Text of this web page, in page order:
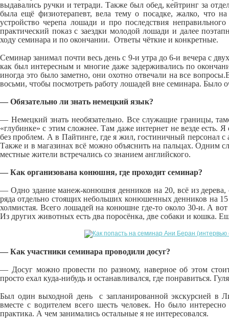
выдавались ручки и тетради. Также был обед, кейтринг за
была ещё физиотерапевт, вела тему о посадке, жалко, что
устройство черепа лошади и про последствия
практический показ с заездки молодой лошади и далее
ходу семинара и по окончании. Ответы чёткие и конкретные.
Семинар занимал почти весь день с 9-и утра до 6-и вечера с
как был интересным и многие даже задерживались по
иногда это было заметно, они охотно отвечали на все вопросы.
восьми, чтобы посмотреть работу лошадей вне семинара. Было
— Обязательно ли знать немецкий язык?
— Немецкий знать необязательно. Все служащие границы,
«глубинке» с этим сложнее. Там даже интернет не везде есть.
без проблем. А в Пайтинге, где я жил, гостиничный персонал
Также и в магазинах всё можно объяснить на пальцах. Одним
местные жители встречались со знанием английского.
— Как организована конюшня, где проходит семинар?
— Одно здание манеж-конюшня денников на 20, всё из
ряда отдельно стоящих небольших конюшенных денников на 15
холмистая. Всего лошадей на конюшне где-то около 30-и. А
Из других животных есть два поросёнка, две собаки и кошка.
— Как участники семинара проводили досуг?
— Досуг можно провести по разному, наверное об этом
просто ехал куда-нибудь и останавливался, где понравиться.
Был один выходной день с запланированной экскурсией в
вместе с водителем всего шесть человек. Но было
практика. А чем занимались остальные я не интересовался.